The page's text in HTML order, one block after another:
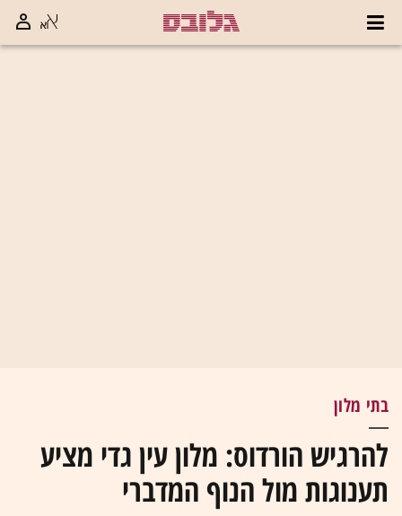
בתי מלון
להרגיש הורדוס: מלון עין גדי מציע
תענוגות מול הנוף המדברי